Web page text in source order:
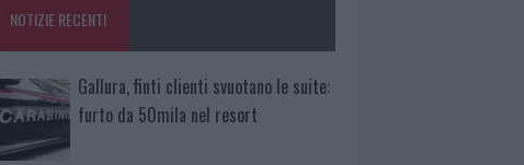
NOTIZIE RECENTI
Gallura, finti clienti svuotano le suite:
furto da 50mila nel resort